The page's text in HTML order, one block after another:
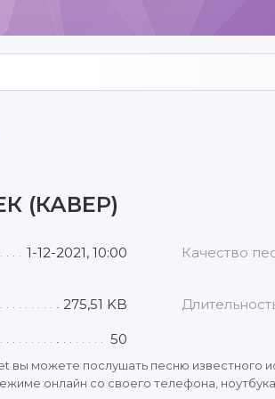
(КАВЕР)
1-12-2021, 10:00 Качество
275,51 KB
50
вы можете послушать песню известного
онлайн со своего телефона,